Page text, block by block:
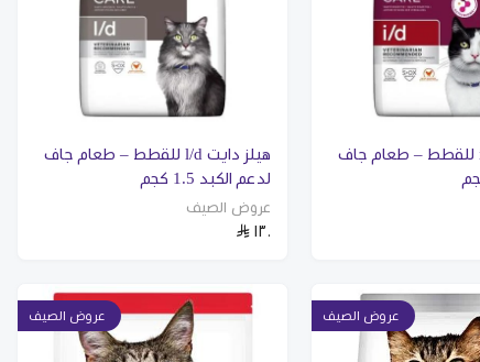
هيلز دايت i/d للقطط – طعام جاف
هيلز دايت l/d للقطط – طعام جاف
لدعم الكبد 1.5 كجم
عروض الصيف
١٣٠
عروض الصيف عروض الصيف